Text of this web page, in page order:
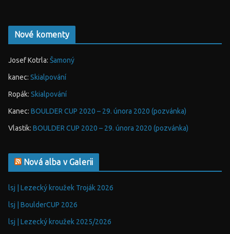
Nové komenty
Josef Kotrla: Šamoný
kanec: Skialpování
Ropák: Skialpování
Kanec: BOULDER CUP 2020 – 29. února 2020 (pozvánka)
Vlastik: BOULDER CUP 2020 – 29. února 2020 (pozvánka)
Nová alba v Galerii
lsj | Lezecký kroužek Troják 2026
lsj | BoulderCUP 2026
lsj | Lezecký kroužek 2025/2026